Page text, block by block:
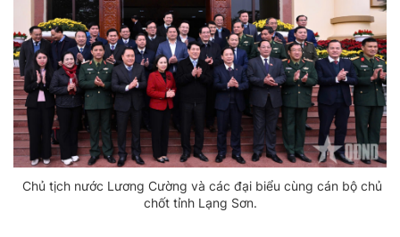
Chủ tịch nước Lương Cường và các đại biểu cùng cán bộ chủ
chốt tỉnh Lạng Sơn.